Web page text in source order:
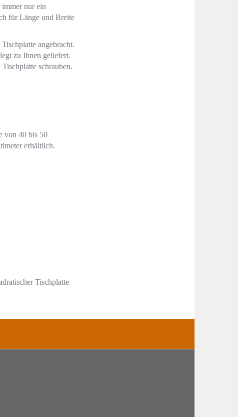
immer nur ein
für Länge und Breite
angebracht.
zu Ihnen geliefert.
schrauben.
von 40 bis 50
erhältlich.
Tischplatte